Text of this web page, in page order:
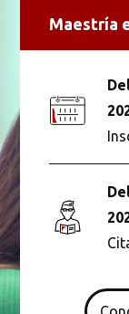
Maestría